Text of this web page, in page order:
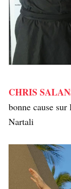
CHRIS
bonne cause
Nartali